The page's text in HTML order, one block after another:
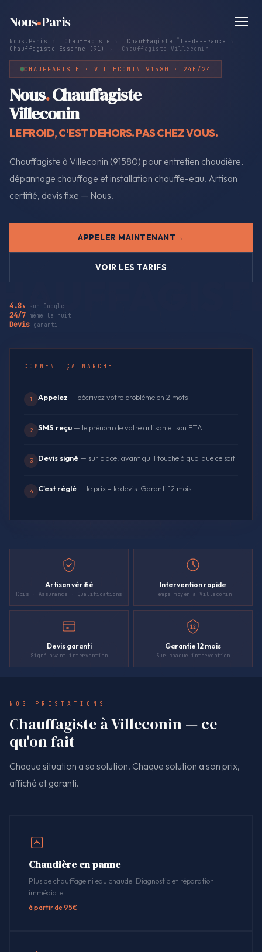
Nous Paris
Nous.Paris Chauffagiste Chauffagiste Île-de-France
Chauffagiste Essonne (91)
Chauffagiste Villeconin
CHAUFFAGISTE · VILLECONIN 91580 · 24H/24
Nous.Chauffagiste
Villeconin
LE FROID, C'EST DEHORS. PAS CHEZ VOUS.
Chauffagiste à Villeconin (91580) pour entretien chaudière,
dépannage chauffage et installation chauffe-eau. Artisan
certifié, devis fixe — Nous.
APPELER MAINTENANT
VOIR LES TARIFS
4.8★ sur Google
24/7 même la nuit
Devis garanti
COMMENT ÇA MARCHE
1 Appelez — décrivez votre problème en 2 mots
2 SMS reçu — le prénom de votre artisan et son ETA
3 Devis signé — sur place, avant qu'il touche à quoi que ce soit
4 C'est réglé — le prix = le devis. Garanti 12 mois.
Artisan vérifié
Kbis · Assurance · Qualifications
Intervention rapide
Temps moyen à Villeconin
Devis garanti
Signé avant intervention
12
Garantie 12 mois
Sur chaque intervention
NOS PRESTATIONS
Chauffagiste à Villeconin — ce
qu'on fait
Chaque situation a sa solution. Chaque solution a son prix,
affiché et garanti.
Chaudière en panne
Plus de chauffage ni eau chaude. Diagnostic et réparation
immédiate.
à partir de 95€